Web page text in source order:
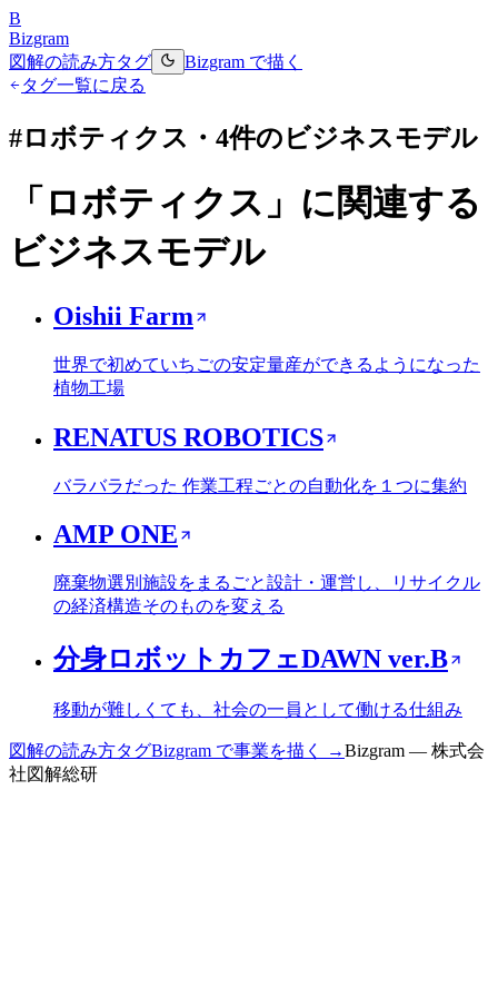
B
Bizgram
図解の読み方タグ
Bizgram で描く
タグ一覧に戻る
#ロボティクス ・ 4件のビジネスモデル
「 ロボティクス 」に関連する
ビジネスモデル
Oishii Farm
世界で初めていちごの安定量産ができるようになった
植物工場
RENATUS ROBOTICS
バラバラだった 作業工程ごとの自動化を１つに集約
AMP ONE
廃棄物選別施設をまるごと設計・運営し、リサイクル
の経済構造そのものを変える
分身ロボットカフェDAWN ver.B
移動が難しくても、社会の一員として働ける仕組み
図解の読み方タグBizgram で事業を描く →Bizgram — 株式会
社図解総研